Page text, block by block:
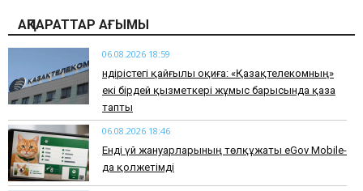
АҚПАРАТТАР АҒЫМЫ
06.08.2026 18:59
Өндірістегі қайғылы оқиға: «Қазақтелекомның»
екі бірдей қызметкері жұмыс барысында қаза
тапты
06.08.2026 18:46
Енді үй жануарларының төлқұжаты eGov Mobile-
да қолжетімді